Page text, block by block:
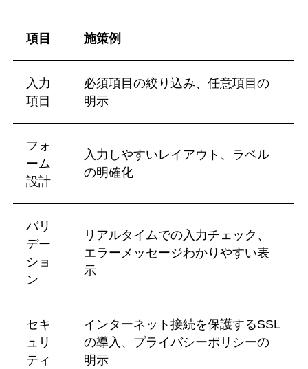
項目 施策例
入力
項目
必須項目の絞り込み、任意項目の
明示
フォ
ーム
設計
入力しやすいレイアウト、ラベル
の明確化
バリ
デー
ショ
ン
リアルタイムでの入力チェック、
エラーメッセージわかりやすい表
示
セキ
ュリ
ティ
インターネット接続を保護するSSL
の導入、プライバシーポリシーの
明示